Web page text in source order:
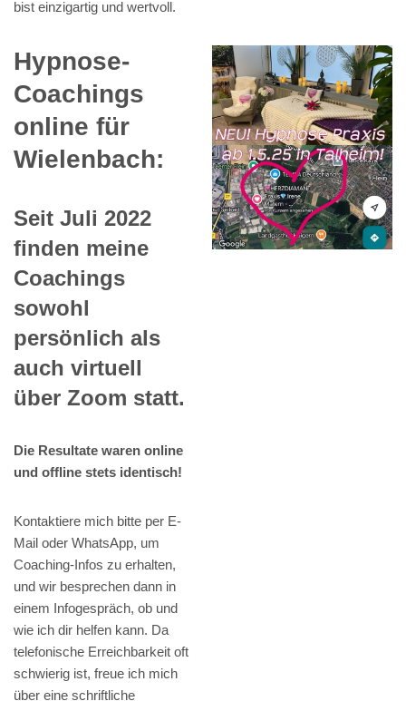
bist einzigartig und wertvoll.
Hypnose-
Coachings
online für
Wielenbach:
Seit Juli 2022
finden meine
Coachings
sowohl
persönlich als
auch virtuell
über Zoom statt.
Die Resultate waren online
und offline stets identisch!
Kontaktiere mich bitte per E-
Mail oder WhatsApp, um
Coaching-Infos zu erhalten,
und wir besprechen dann in
einem Infogespräch, ob und
wie ich dir helfen kann. Da
telefonische Erreichbarkeit oft
schwierig ist, freue ich mich
über eine schriftliche